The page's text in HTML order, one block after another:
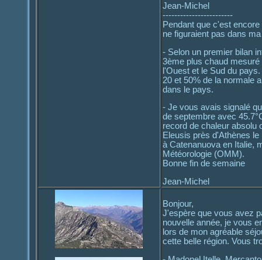
Jean-Michel
------------------------
Pendant que c'est
ne figuraient pas dans
- Selon un premier bilan
3ème plus chaud
l'Ouest et le Sud du
20 et 50% de la normale
dans le pays.
- Je vous avais signalé
de septembre avec
record de chaleur absolu
Eleusis près d'Athènes le
à Catenanuova en Italie,
Météorologie (OMM).
Bonne fin de semaine
Jean-Michel
Bonjour,
J'espère que vous avez
nouvelle année, je vous
lors de mon agréable
cette belle région. Vous